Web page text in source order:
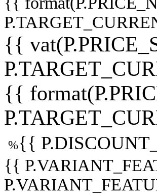
{{
{{
%{{
{{